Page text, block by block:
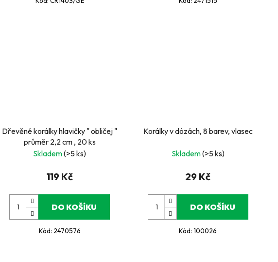
Dřevěné korálky hlavičky " obličej "
průměr 2,2 cm , 20 ks
Skladem(>5 ks)
119 Kč
DO KOŠÍKU
Kód: 2470576
Korálky v dózách, 8 barev, vlasec
Skladem(>5 ks)
29 Kč
DO KOŠÍKU
Kód:100026